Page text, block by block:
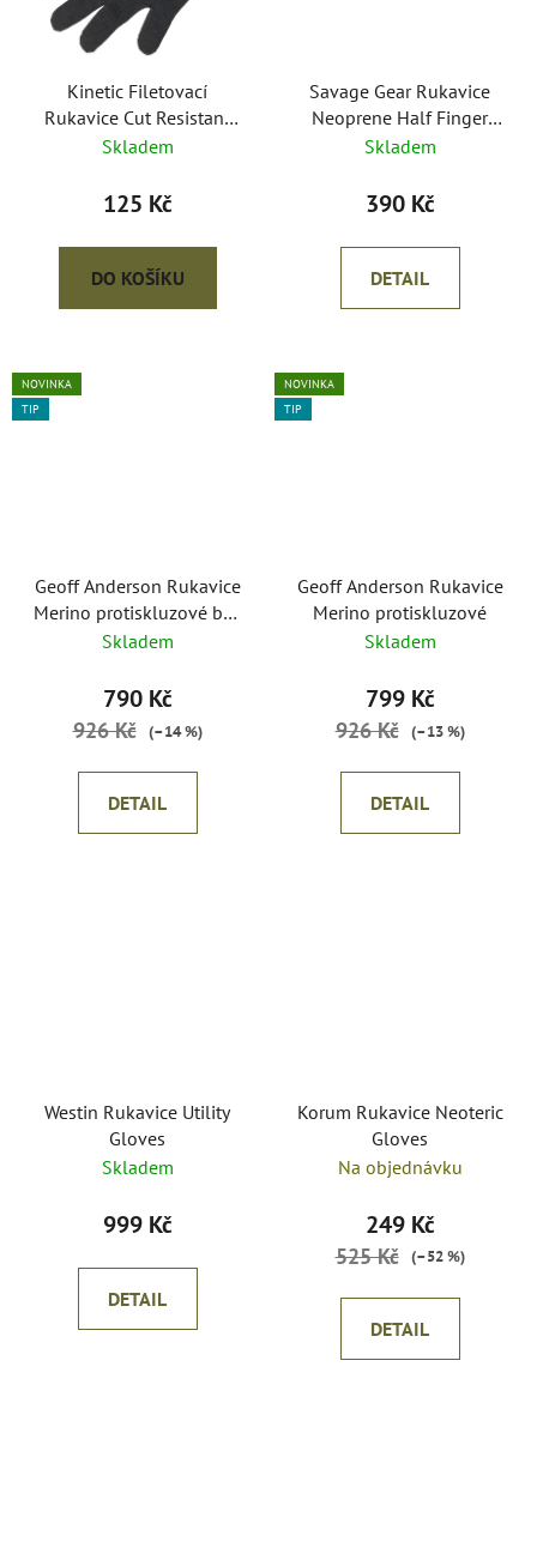
Kinetic Filetovací
Rukavice Cut Resistant
Glove
Skladem
125 Kč
DO KOŠÍKU
Savage Gear Rukavice
Neoprene Half Finger
Black
Skladem
390 Kč
DETAIL
NOVINKA
TIP
Geoff Anderson Rukavice
Merino protiskluzové bez
prstů
Skladem
790 Kč
926 Kč (–14 %)
DETAIL
NOVINKA
TIP
Geoff Anderson Rukavice
Merino protiskluzové
Skladem
799 Kč
926 Kč (–13 %)
DETAIL
Westin Rukavice Utility
Gloves
Skladem
999 Kč
DETAIL
Korum Rukavice Neoteric
Gloves
Na objednávku
249 Kč
525 Kč (–52 %)
DETAIL